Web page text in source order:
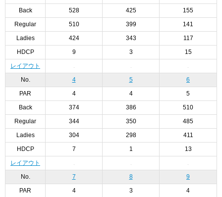
Back 528 425 155
Regular 510 399 141
Ladies 424 343 117
HDCP 9 3 15
レイアウト
No. 4 5 6
PAR 4 4 5
Back 374 386 510
Regular 344 350 485
Ladies 304 298 411
HDCP 7 1 13
レイアウト
No. 7 8 9
PAR 4 3 4